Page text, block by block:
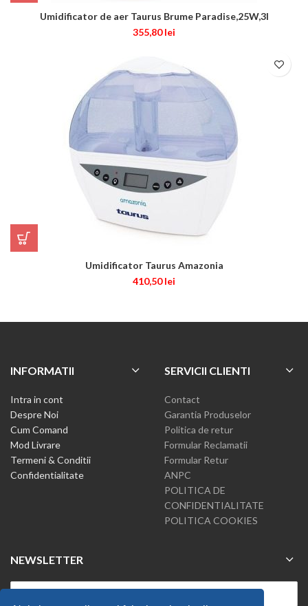
Umidificator de aer Taurus Brume Paradise,25W,3l
355,80lei
Umidificator Taurus Amazonia
410,50lei
INFORMATII
Intra in cont
Despre Noi
Cum Comand
Mod Livrare
Termeni & Conditii
Confidentialitate
SERVICII CLIENTI
Contact
Garantia Produselor
Politica de retur
Formular Reclamatii
Formular Retur
ANPC
POLITICA DE
CONFIDENTIALITATE
POLITICA COOKIES
NEWSLETTER